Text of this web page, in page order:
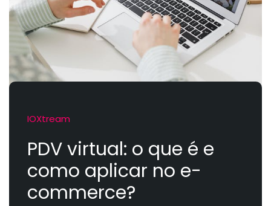
IOXtream
PDV virtual: o que é e
como aplicar no e-
commerce?